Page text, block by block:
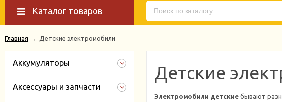
Каталог товаров
Главная → Детские электромобили
Аккумуляторы
Аксессуары и запчасти
Детские
Электромобили детские бывают